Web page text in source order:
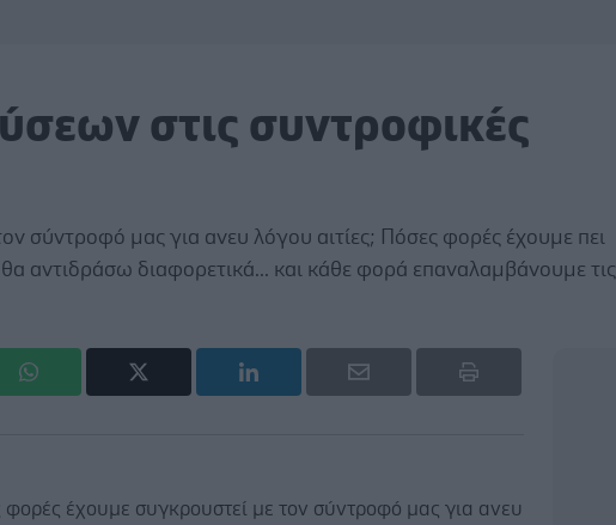
στις συντροφικές
σύντροφό μας για ανευ λόγου αιτίες; Πόσες φορές έχουμε πει
αντιδράσω διαφορετικά... και κάθε φορά επαναλαμβάνουμε τις
φορές έχουμε συγκρουστεί με τον σύντροφό μας για ανευ